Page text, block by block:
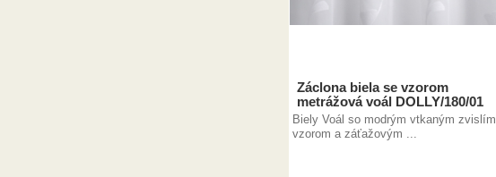
Záclona biela se vzorom
metrážová voál DOLLY/180/01
Biely Voál so modrým vtkaným zvislím
vzorom a záťažovým ...